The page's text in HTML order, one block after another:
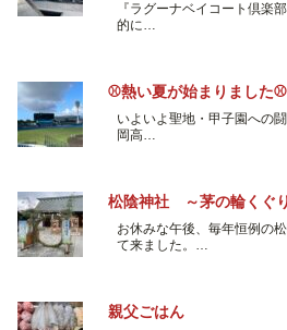
『ラグーナベイコート倶楽
的に…
⚾熱い夏が始まりました⚾
いよいよ聖地・甲子園への
岡高…
松陰神社 ～茅の輪くぐ
お休みな午後、毎年恒例の
て来ました。…
親父ごはん